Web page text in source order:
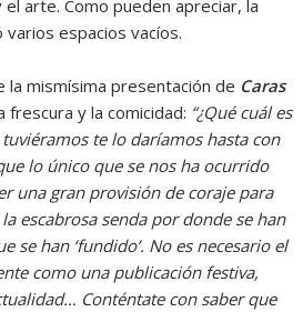
arte. Como pueden apreciar, la
espacios vacíos.
la mismísima presentación de Caras
frescura y la comicidad: “¿Qué cuál es
te lo daríamos hasta con
lo único que se nos ha ocurrido
una gran provisión de coraje para
escabrosa senda por donde se han
se han ‘fundido’. No es necesario el
como una publicación festiva,
Conténtate con saber que